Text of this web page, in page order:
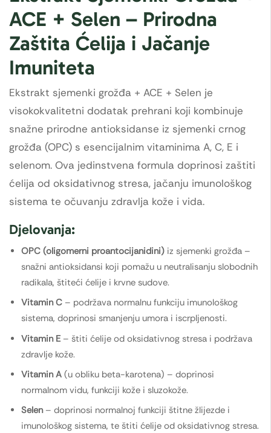
ACE + Selen – Prirodna
Zaštita Ćelija i Jačanje
Imuniteta
Ekstrakt sjemenki grožđa + ACE + Selen je
visokokvalitetni dodatak prehrani koji kombinuje
snažne prirodne antioksidanse iz sjemenki crnog
grožđa (OPC) s esencijalnim vitaminima A, C, E i
selenom. Ova jedinstvena formula doprinosi zaštiti
ćelija od oksidativnog stresa, jačanju imunološkog
sistema te očuvanju zdravlja kože i vida.
Djelovanja:
OPC (oligomerni proantocijanidini) iz sjemenki grožđa –
snažni antioksidansi koji pomažu u neutralisanju slobodnih
radikala, štiteći ćelije i krvne sudove.
Vitamin C – podržava normalnu funkciju imunološkog
sistema, doprinosi smanjenju umora i iscrpljenosti.
Vitamin E – štiti ćelije od oksidativnog stresa i podržava
zdravlje kože.
Vitamin A (u obliku beta-karotena) – doprinosi
normalnom vidu, funkciji kože i sluzokože.
Selen– doprinosi normalnoj funkciji štitne žlijezde i
imunološkog sistema, te štiti ćelije od oksidativnog stresa.